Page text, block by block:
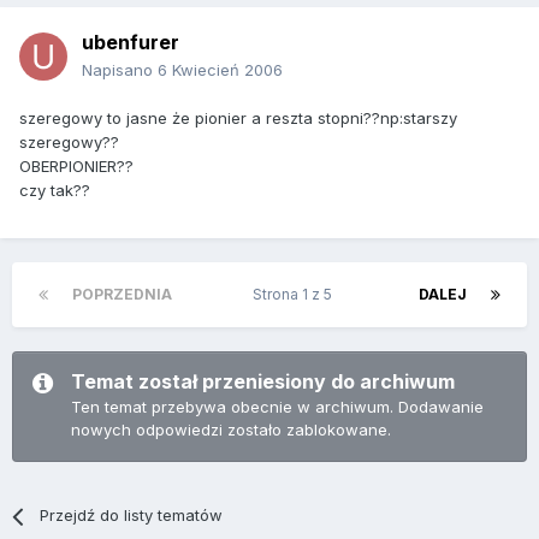
ubenfurer
Napisano 6 Kwiecień 2006
szeregowy to jasne że pionier a reszta stopni??np:starszy
szeregowy??
OBERPIONIER??
czy tak??
POPRZEDNIA DALEJ
Strona 1 z 5
Temat został przeniesiony do archiwum
Ten temat przebywa obecnie w archiwum. Dodawanie
nowych odpowiedzi zostało zablokowane.
Przejdź do listy tematów